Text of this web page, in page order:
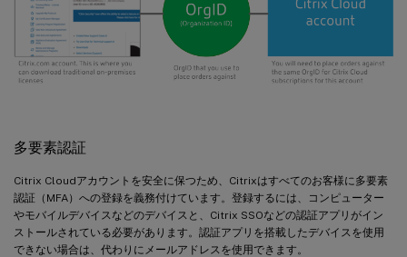
多要素認証
Citrix Cloudアカウントを安全に保つため、Citrixはすべてのお客様に多要素
認証（MFA）への登録を義務付けています。登録するには、コンピューター
やモバイルデバイスなどのデバイスと、Citrix SSOなどの認証アプリがイン
ストールされている必要があります。認証アプリを搭載したデバイスを使用
できない場合は、代わりにメールアドレスを使用できます。